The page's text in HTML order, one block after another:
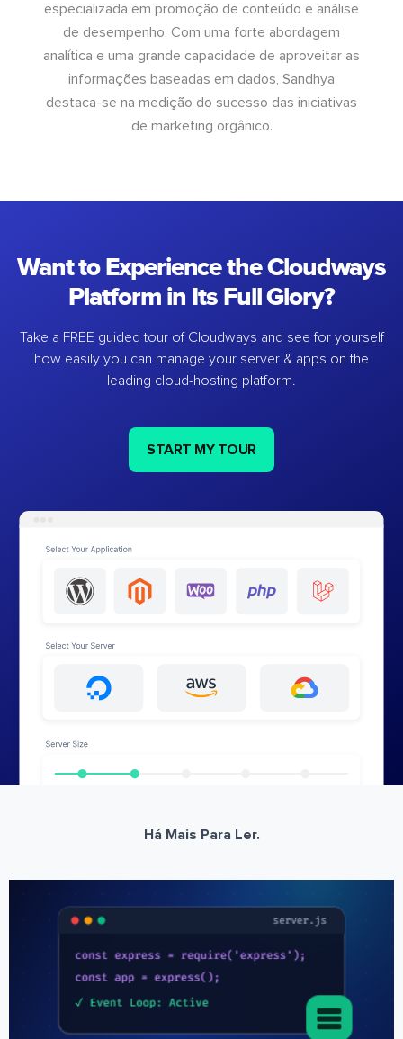
especializada em promoção de conteúdo e análise
de desempenho. Com uma forte abordagem
analítica e uma grande capacidade de aproveitar as
informações baseadas em dados, Sandhya
destaca-se na medição do sucesso das iniciativas
de marketing orgânico.
Want to Experience the Cloudways
Platform in Its Full Glory?
Take a FREE guided tour of Cloudways and see for yourself
how easily you can manage your server & apps on the
leading cloud-hosting platform.
START MY TOUR
Há Mais Para Ler.